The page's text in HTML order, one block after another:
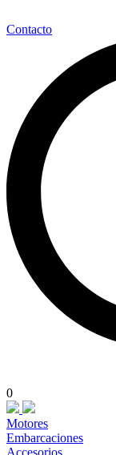
Contacto
0
Motores
Embarcaciones
Accesorios